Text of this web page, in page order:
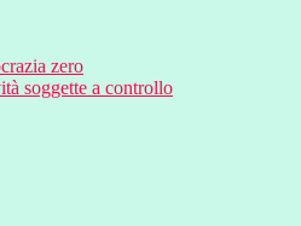
zero
soggette a controllo